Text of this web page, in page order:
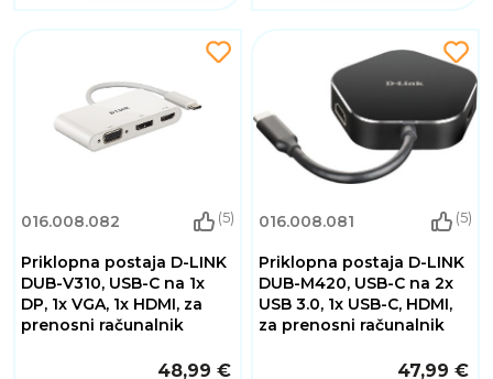
016.008.082 (5)
Priklopna postaja D-LINK
DUB-V310, USB-C na 1x
DP, 1x VGA, 1x HDMI, za
prenosni računalnik
48,99 €
016.008.081 (5)
Priklopna postaja D-LINK
DUB-M420, USB-C na 2x
USB 3.0, 1x USB-C, HDMI,
za prenosni računalnik
47,99 €